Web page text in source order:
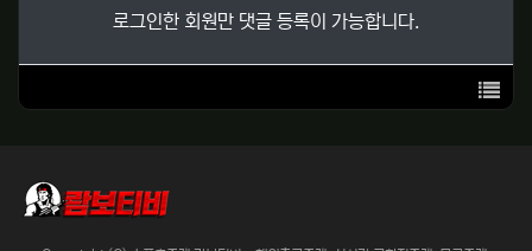
로그인한 회원만 댓글 등록이 가능합니다.
목록